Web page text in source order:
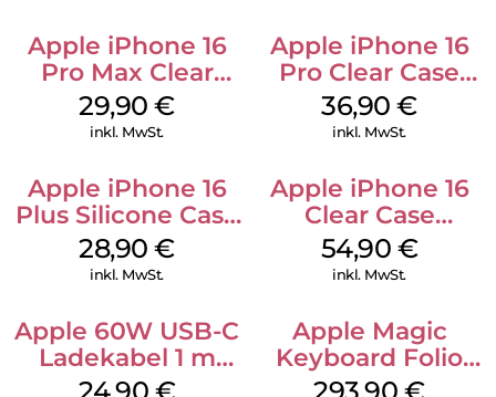
Apple iPhone 16
Pro Max Clear
Case MagSafe
Transparent
29,90€
inkl. MwSt.
Apple iPhone 16
Pro Clear Case
MagSafe
Transparent
36,90€
inkl. MwSt.
Apple iPhone 16
Plus Silicone Case
MagSafe Black
28,90€
inkl. MwSt.
Apple iPhone 16
Clear Case
MagSafe
Transparent
54,90 €
inkl. MwSt.
Apple 60W USB-C
Ladekabel 1 m
Weiß
Apple Magic
Keyboard Folio
iPad 10.9″ (10.Gen.)